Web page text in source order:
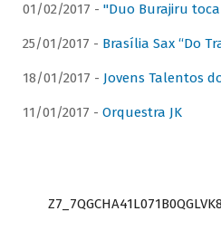
01/02/2017 - "Duo Burajiru toca
25/01/2017 - Brasília Sax “Do
18/01/2017 - Jovens Talentos
11/01/2017 - Orquestra JK